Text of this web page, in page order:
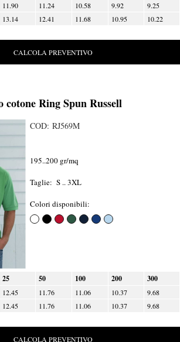
11.90 11.24 10.58 9.92
9.25
13.14 12.41 11.68 10.95 10.22
CALCOLA PREVENTIVO
cotone Ring Spun Russell
COD: RJ569M
195..200 gr/mq
Taglie: S .. 3XL
Colori disponibili:
25 50 100 200 300
12.45 11.76 11.06 10.37
9.68
12.45 11.76 11.06 10.37 9.68
CALCOLA PREVENTIVO